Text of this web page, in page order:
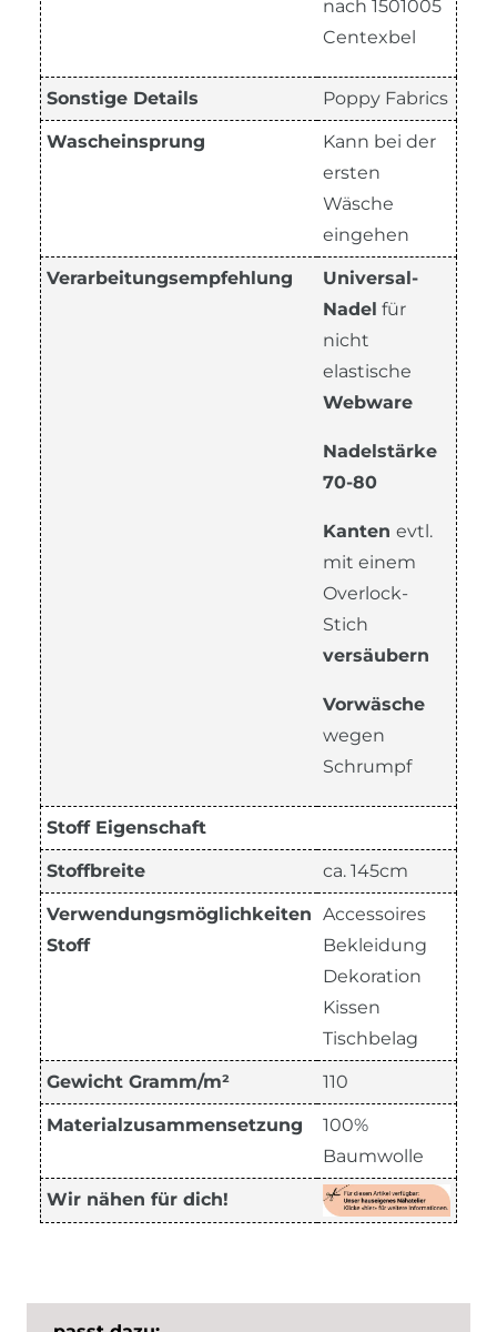
nach 1501005
Centexbel
Sonstige Details Poppy Fabrics
Wascheinsprung
Kann bei der
ersten
Wäsche
eingehen
Verarbeitungsempfehlung
Universal-
Nadel für
nicht
elastische
Webware
Nadelstärke
70-80
Kanten evtl.
mit einem
Overlock-
Stich
versäubern
Vorwäsche
wegen
Schrumpf
Stoff Eigenschaft
Stoffbreite ca. 145cm
Verwendungsmöglichkeiten
Stoff
Accessoires
Bekleidung
Dekoration
Kissen
Tischbelag
Gewicht Gramm/m² 110
Materialzusammensetzung
100%
Baumwolle
Wir nähen für dich!